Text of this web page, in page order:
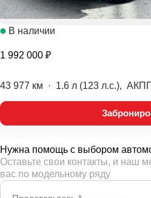
В наличии
1 992 000 ₽
43 977 км · 1.6 л (123 л.с.),
Нужна помощь с выбором
Оставьте свои контакты, и наш
вас по модельному ряду